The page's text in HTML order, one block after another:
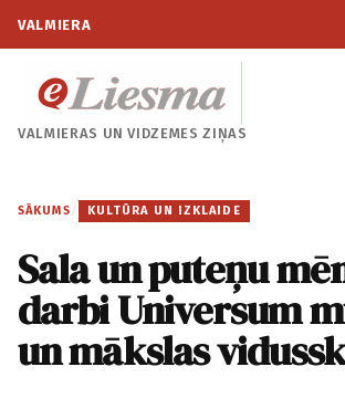
VALMIERA
VALMIERAS UNVIDZEMES ZIŅAS
SĀKUMS / KULTŪRA UN IZKLAIDE
Sala un puteņu
darbi Universum
un mākslas